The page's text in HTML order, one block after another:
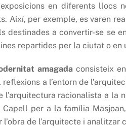
en diferents llocs
Així, per exemple, es varen
destinades a convertir-se se
repartides per la ciutat o en
amagada consisteix
a l’entorn de
l’arquitectura racionalista a la
Capell per a la família
de l’arquitecte i analitzar